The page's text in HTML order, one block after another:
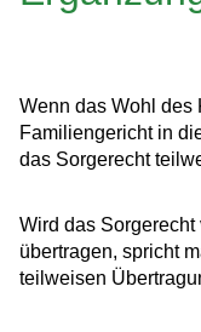
Wenn das Wohl des
Familiengericht in
das Sorgerecht
Wird das
übertragen, spricht
teilweisen